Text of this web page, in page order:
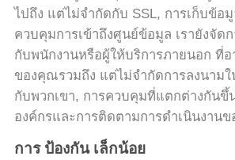
ความ
เป็น
ส่วน
ตัว
ไปถึง แต่ไม่จํากัดกับ SSL, การเก็บข้อ
ควบคุมการเข้าถึงศูนย์ข้อมูล เรายังจัดก
กับพนักงานหรือผู้ให้บริการภายนอก ที่อ
ของคุณรวมถึง แต่ไม่จํากัดการลงนาม
กับพวกเขา, การควบคุมที่แตกต่างกันขึ้
องค์กรและการติดตามการดําเนินงานข
การ ป้องกัน เล็กน้อย